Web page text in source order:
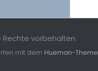
Rechte vorbehalten.
mit dem Hueman-Theme